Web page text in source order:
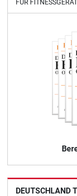
FÜR
DEUTSCHLAND